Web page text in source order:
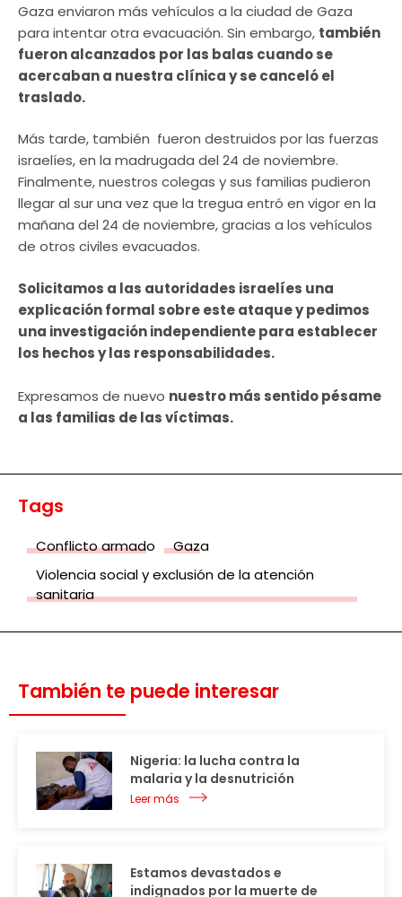
Gaza enviaron más vehículos a la ciudad de Gaza
para intentar otra evacuación. Sin embargo, también
fueron alcanzados por las balas cuando se
acercaban a nuestra clínica y se canceló el
traslado.
Más tarde, también fueron destruidos por las fuerzas
israelíes, en la madrugada del 24 de noviembre.
Finalmente, nuestros colegas y sus familias pudieron
llegar al sur una vez que la tregua entró en vigor en la
mañana del 24 de noviembre, gracias a los vehículos
de otros civiles evacuados.
Solicitamos a las autoridades israelíes una
explicación formal sobre este ataque y pedimos
una investigación independiente para establecer
los hechos y las responsabilidades.
Expresamos de nuevo nuestro más sentido pésame
a las familias de las víctimas.
Tags
Conflicto armado
Gaza
Violencia social y exclusión de la atención
sanitaria
También te puede interesar
Nigeria: la lucha contra la
malaria y la desnutrición
Leer más
Estamos devastados e
indignados por la muerte de